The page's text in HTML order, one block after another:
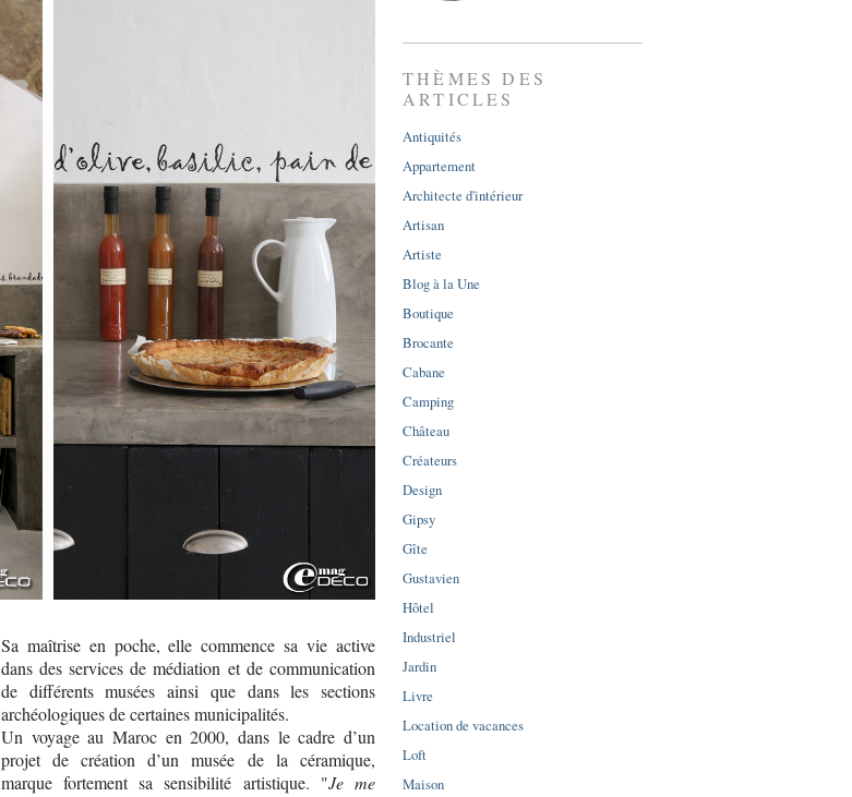
Sa maîtrise en poche, elle commence sa vie active
dans des services de médiation et de communication
de différents musées ainsi que dans les sections
archéologiques de certaines municipalités.
Un voyage au Maroc en 2000, dans le cadre d’un
projet de création d’un musée de la céramique,
marque fortement sa sensibilité artistique. "Je me
THÈMES DES
ARTICLES
Antiquités
Appartement
Architecte d'intérieur
Artisan
Artiste
Blog à la Une
Boutique
Brocante
Cabane
Camping
Château
Créateurs
Design
Gipsy
Gîte
Gustavien
Hôtel
Industriel
Jardin
Livre
Location de vacances
Loft
Maison